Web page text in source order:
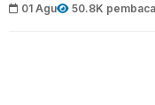
01 Agu 50.8K pembaca